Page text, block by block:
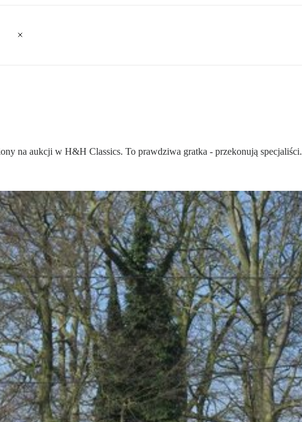
na aukcji w H&H Classics. To prawdziwa gratka - przekonują specjaliści.